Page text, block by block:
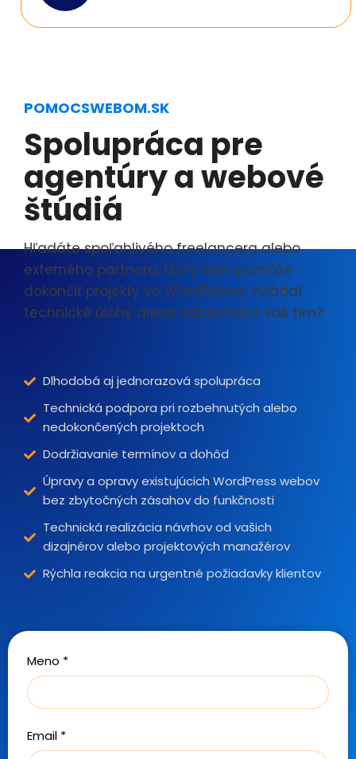
POMOCSWEBOM.SK
Spolupráca pre
agentúry a webové
štúdiá
Hľadáte spoľahlivého freelancera alebo
externého partnera, ktorý vám pomôže
dokončiť projekty vo WordPresse, zvládať
technické úlohy alebo odbremeniť váš tím?
Dlhodobá aj jednorazová spolupráca
Technická podpora pri rozbehnutých alebo
nedokončených projektoch
Dodržiavanie termínov a dohôd
Úpravy a opravy existujúcich WordPress webov
bez zbytočných zásahov do funkčnosti
Technická realizácia návrhov od vašich
dizajnérov alebo projektových manažérov
Rýchla reakcia na urgentné požiadavky klientov
Meno *
Email *